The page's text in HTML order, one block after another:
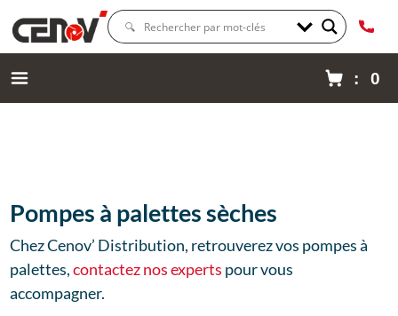
: 0
Pompes à palettes sèches
Chez Cenov’ Distribution, retrouverez vos pompes à
palettes,contactez nos experts pour vous
accompagner.